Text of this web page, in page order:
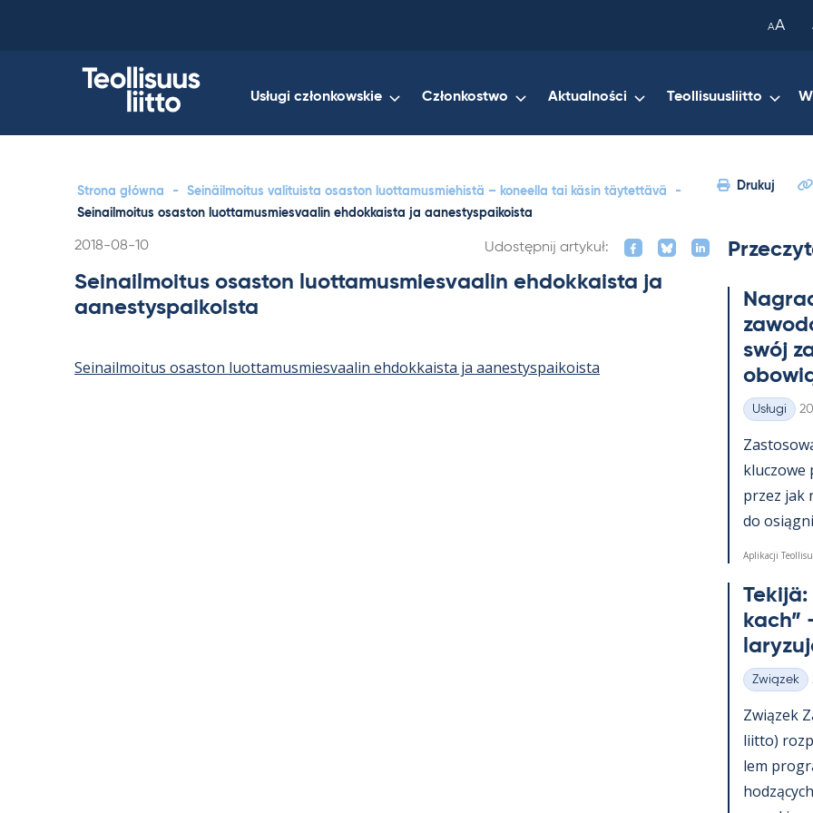
AA
Usługi członkowskie Członkostwo Aktualności Teollisuusliitto
Strona główna - Seinäilmoitus valituista osaston luottamusmiehistä – koneella tai käsin täytettävä
-
Seinailmoitus osaston luottamusmiesvaalin ehdokkaista ja aanestyspaikoista
Drukuj
Kirjoitettu
2018-08-10 Udostępnij artykuł:
Seinailmoitus osaston luottamusmiesvaalin ehdokkaista ja
aanestyspaikoista
Seinailmoitus osaston luottamusmiesvaalin ehdokkaista ja aanestyspaikoista
swój
Kategorie
Usługi
kluczowe
przez jak
do
Aplikacji
Te­kijä:
Kategorie
Związek
Związek
liitto)
lem
your
clipboard.)